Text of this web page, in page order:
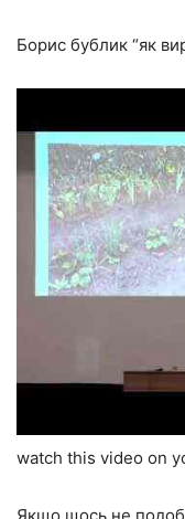
Борис бублик “як
watch this video on
Якщо щось не